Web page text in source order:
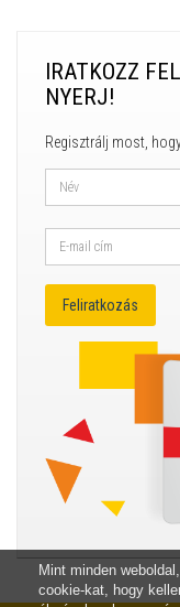
Mint minden
cookie-kat, hogy
IRATKOZZ
NYERJ!
Regisztrálj most,